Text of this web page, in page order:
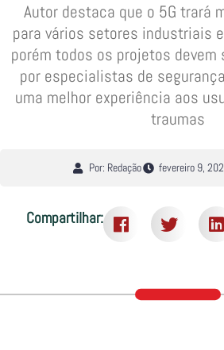
Autor destaca que o 5G trará
para vários setores industriais
porém todos os projetos devem
por especialistas de
uma melhor experiência aos
traumas
Por: Redação fevereiro 9,
Compartilhar: